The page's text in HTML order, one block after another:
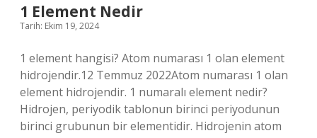
1 Element Nedir
Tarih: Ekim 19, 2024
1 element hangisi? Atom numarası 1 olan element
hidrojendir.12 Temmuz 2022Atom numarası 1 olan
element hidrojendir. 1 numaralı element nedir?
Hidrojen, periyodik tablonun birinci periyodunun
birinci grubunun bir elementidir. Hidrojenin atom